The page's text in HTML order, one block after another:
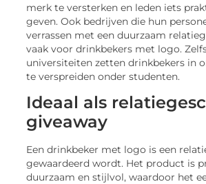
merk te versterken en leden iets
geven. Ook bedrijven die hun
verrassen met een duurzaam
vaak voor drinkbekers met logo.
universiteiten zetten drinkbekers in
te verspreiden onder studenten.
Ideaal als
giveaway
Een drinkbeker met logo is een
gewaardeerd wordt. Het product is
duurzaam en stijlvol, waardoor het